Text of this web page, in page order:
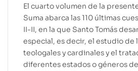
El cuarto volumen de la
Suma abarca las 110 últimas
II-II, en la que Santo Tomás
especial, es decir, el estudio de
teologales y cardinales y el
diferentes estados o géneros